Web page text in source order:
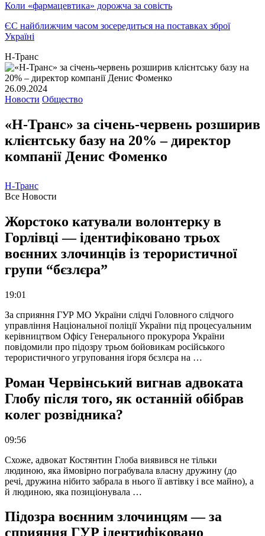
Коли «фармацевтика» дорожча за совість
ЄС найближчим часом зосередиться на поставках зброї
Україні
Н-Транс
26.09.2024
Новости Общество
«Н-Транс» за січень-червень розширив
клієнтську базу на 20% – директор
компанії Денис Фоменко
Н-Транс
Все Новости
Жорстоко катували волонтерку в
Горлівці — ідентифіковано трьох
воєнних злочинців із терористичної
групи “бєзлєра”
19:01
За сприяння ГУР МО України слідчі Головного слідчого
управління Національної поліції України під процесуальним
керівництвом Офісу Генерального прокурора України
повідомили про підозру трьом бойовикам російського
терористичного угруповання іґоря бєзлєра на …
Роман Червінський вигнав адвоката
Глобу після того, як останній обібрав
колег розвідника?
09:56
Схоже, адвокат Костянтин Глоба виявився не тільки
людиною, яка ймовірно пограбувала власну дружину (до
речі, дружина нібито забрала в нього її автівку і все майно), а
й людиною, яка позиціонувала …
Підозра воєнним злочинцям — за
сприяння ГУР ідентифіковано